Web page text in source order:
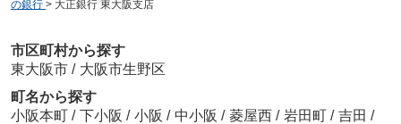
の銀行 > 大正銀行 東大阪支店
市区町村から探す
東大阪市 / 大阪市生野区
町名から探す
小阪本町 / 下小阪 / 小阪 / 中小阪 / 菱屋西 / 岩田町 / 吉田 /